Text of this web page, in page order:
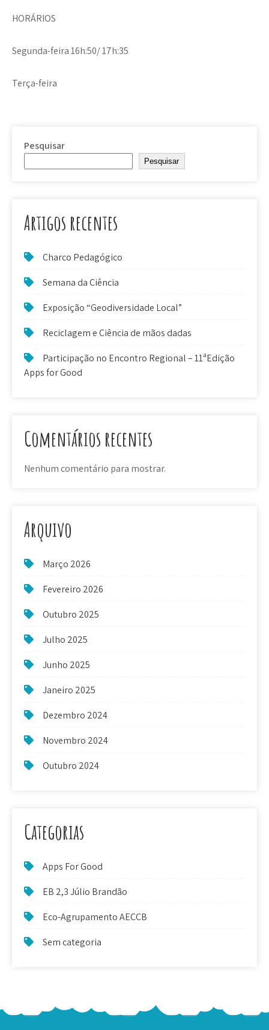
HORÁRIOS
Segunda-feira 16h:50/ 17h:35
Terça-feira
Pesquisar
Pesquisar
Artigos recentes
Charco Pedagógico
Semana da Ciência
Exposição “Geodiversidade Local”
Reciclagem e Ciência de mãos dadas
Participação no Encontro Regional – 11ªEdição
Apps for Good
Comentários recentes
Nenhum comentário para mostrar.
Arquivo
Março 2026
Fevereiro 2026
Outubro 2025
Julho 2025
Junho 2025
Janeiro 2025
Dezembro 2024
Novembro 2024
Outubro 2024
Categorias
Apps For Good
EB 2,3 Júlio Brandão
Eco-Agrupamento AECCB
Sem categoria